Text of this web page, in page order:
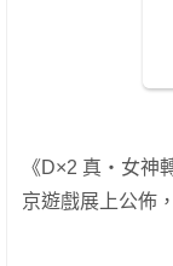
《D×2 真・女神
京遊戲展上公佈